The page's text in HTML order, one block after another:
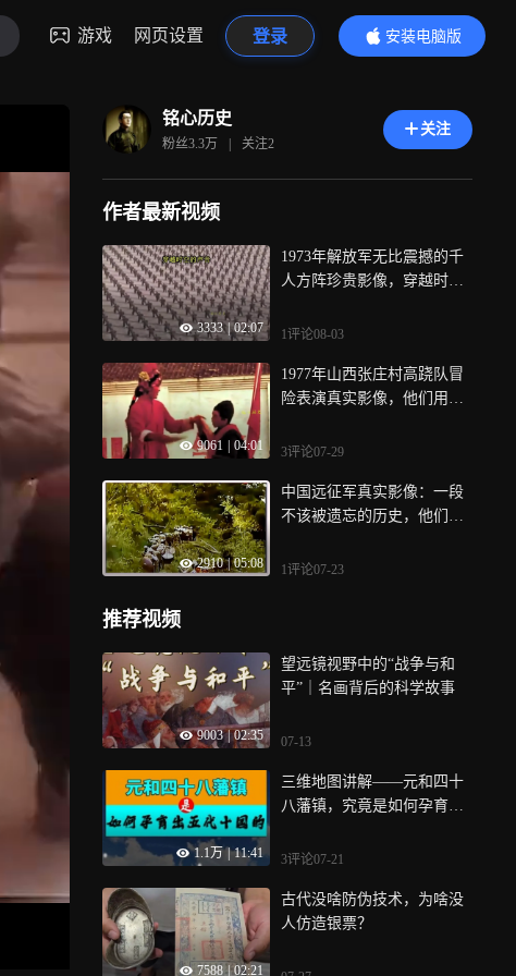
游戏 网页设置 登录
安装电脑版
内容更精彩
铭心历史
粉丝3.3万 | 关注2
关注
作者最新视频
3333 02:07
1973年解放军无比震撼的千
人方阵珍贵影像，穿越时空
1评论08-03
9061 04:01
1977年山西张庄村高跷队冒
险表演真实影像，他们用非
史罪人带给人民的灾难
3评论07-29
2910 | 05:08
中国远征军真实影像：一段
不该被遗忘的历史，他们历
1评论07-23
推荐视频
9003 | 02:35
望远镜视野中的“战争与和
平”｜名画背后的科学故事
07-13
1.1万 11:41
三维地图讲解——元和四十
八藩镇，究竟是如何孕育出
3评论07-21
7588 02:21
古代没啥防伪技术，为啥没
人仿造银票？